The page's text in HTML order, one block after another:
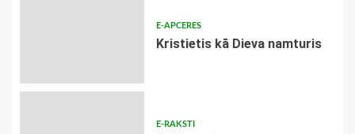
E-APCERES
Kristietis kā Dieva namturis
E-RAKSTI